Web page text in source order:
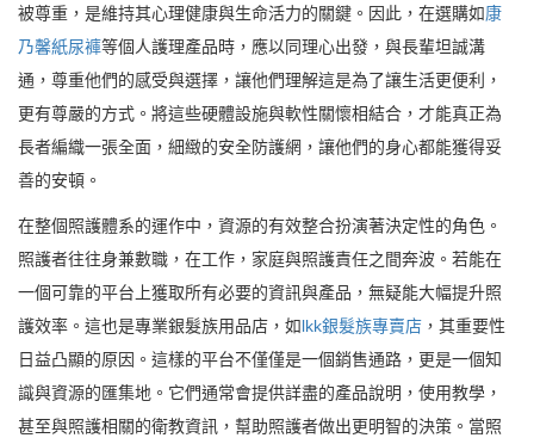
被尊重，是維持其心理健康與生命活力的關鍵。因此，在選購如康
乃馨紙尿褲等個人護理產品時，應以同理心出發，與長輩坦誠溝
通，尊重他們的感受與選擇，讓他們理解這是為了讓生活更便利，
更有尊嚴的方式。將這些硬體設施與軟性關懷相結合，才能真正為
長者編織一張全面，細緻的安全防護網，讓他們的身心都能獲得妥
善的安頓。
在整個照護體系的運作中，資源的有效整合扮演著決定性的角色。
照護者往往身兼數職，在工作，家庭與照護責任之間奔波。若能在
一個可靠的平台上獲取所有必要的資訊與產品，無疑能大幅提升照
護效率。這也是專業銀髮族用品店，如lkk銀髮族專賣店 ，其重要性
日益凸顯的原因。這樣的平台不僅僅是一個銷售通路，更是一個知
識與資源的匯集地。它們通常會提供詳盡的產品說明，使用教學，
甚至與照護相關的衛教資訊，幫助照護者做出更明智的決策。當照